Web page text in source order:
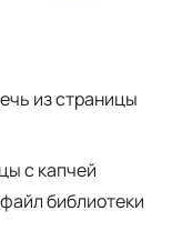
из страницы
с капчей
библиотеки